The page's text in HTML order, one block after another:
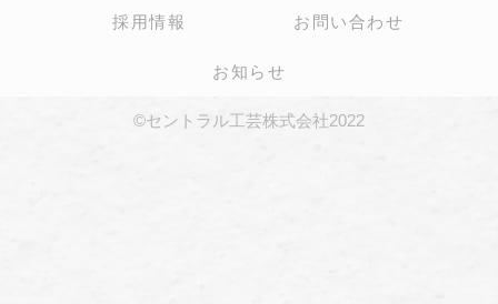
採用情報 お問い合わせ
お知らせ
©セントラル工芸株式会社2022